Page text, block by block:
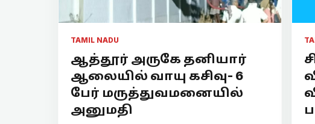
TAMIL NADU
ஆத்தூர் அருகே தனியார்
ஆலையில் வாயு கசிவு- 6
பேர் மருத்துவமனையில்
அனுமதி